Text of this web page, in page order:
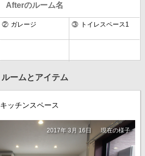
Afterのルーム名
② ガレージ ③ トイレスペース1
ルームとアイテム
キッチンスペース
2017年 3月 16日 現在の様子